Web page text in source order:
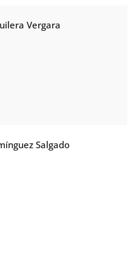
Vergara
Salgado